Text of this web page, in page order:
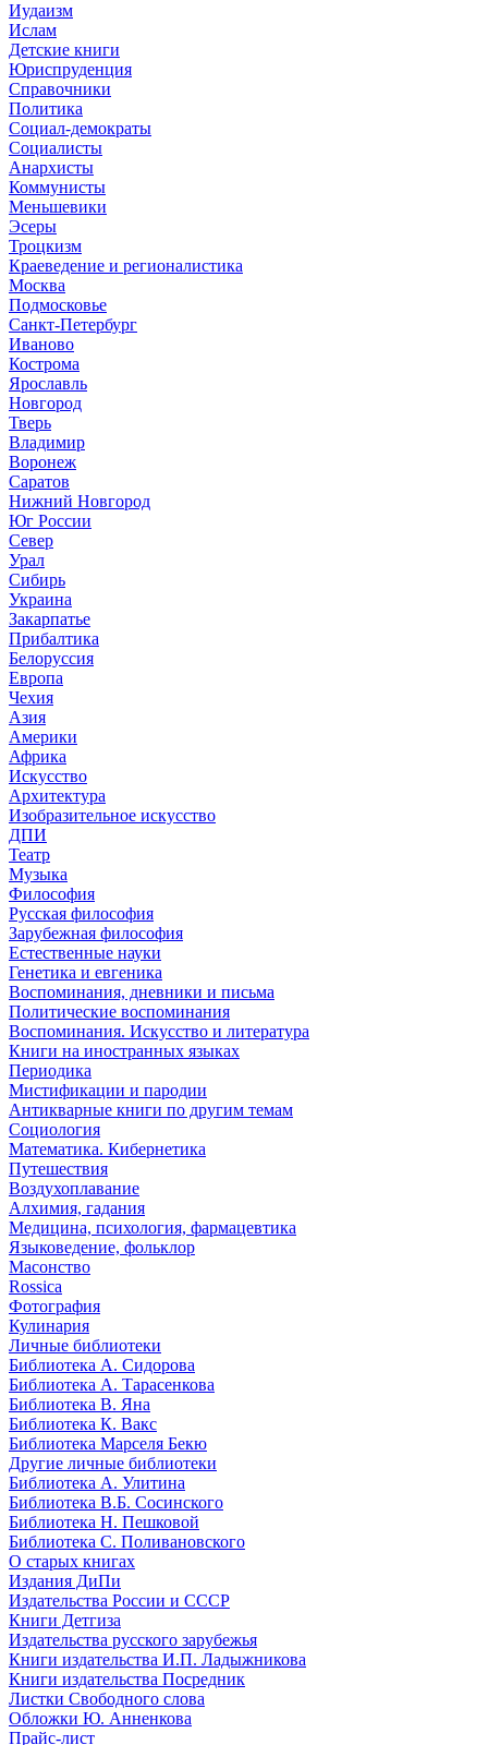
Иудаизм
Ислам
Детские книги
Юриспруденция
Справочники
Политика
Социал-демократы
Социалисты
Анархисты
Коммунисты
Меньшевики
Эсеры
Троцкизм
Краеведение и регионалистика
Москва
Подмосковье
Санкт-Петербург
Иваново
Кострома
Ярославль
Новгород
Тверь
Владимир
Воронеж
Саратов
Нижний Новгород
Юг России
Север
Урал
Сибирь
Украина
Закарпатье
Прибалтика
Белоруссия
Европа
Чехия
Азия
Америки
Африка
Искусство
Архитектура
Изобразительное искусство
ДПИ
Театр
Музыка
Философия
Русская философия
Зарубежная философия
Естественные науки
Генетика и евгеника
Воспоминания, дневники и письма
Политические воспоминания
Воспоминания. Искусство и литература
Книги на иностранных языках
Периодика
Мистификации и пародии
Антикварные книги по другим темам
Социология
Математика. Кибернетика
Путешествия
Воздухоплавание
Алхимия, гадания
Медицина, психология, фармацевтика
Языковедение, фольклор
Масонство
Rossica
Фотография
Кулинария
Личные библиотеки
Библиотека А. Сидорова
Библиотека А. Тарасенкова
Библиотека В. Яна
Библиотека К. Вакс
Библиотека Марселя Бекю
Другие личные библиотеки
Библиотека А. Улитина
Библиотека В.Б. Сосинского
Библиотека Н. Пешковой
Библиотека С. Поливановского
О старых книгах
Издания ДиПи
Издательства России и СССР
Книги Детгиза
Издательства русского зарубежья
Книги издательства И.П. Ладыжникова
Книги издательства Посредник
Листки Свободного слова
Обложки Ю. Анненкова
Прайс-лист